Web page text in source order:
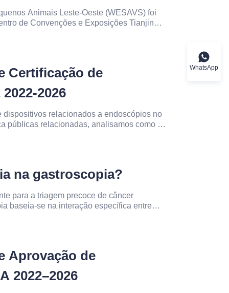
Animais Leste-Oeste (WESAVS) foi
de Convenções e Exposições Tianjin
uma linha completa de fl
Certificação de
2026
relacionados a endoscópios no
públicas relacionadas, analisamos como a
de marcação CE acelerou
na gastroscopia?
para a triagem precoce de câncer
baseia-se na interação específica entre
Aprovação de
2022–2026
WhatsApp